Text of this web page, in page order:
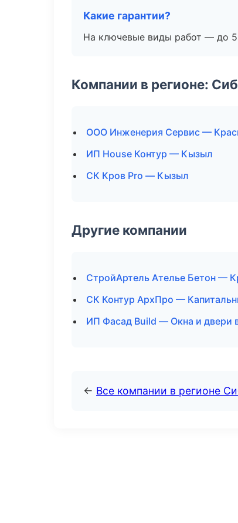
Какие гарантии?
На ключевые виды работ — до 5
Компании в регионе:
ООО Инженерия Сервис —
ИП House Контур — Кызыл
СК Кров Pro — Кызыл
Другие компании
СтройАртель Ателье Бетон —
СК Контур АрхПро —
ИП Фасад Build — Окна и двери
← Все компании в регионе